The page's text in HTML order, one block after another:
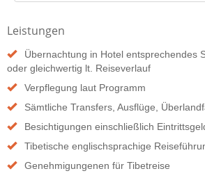
Leistungen
Übernachtung in Hotel entsprechendes
oder gleichwertig lt. Reiseverlauf
Verpflegung laut Programm
Sämtliche Transfers, Ausflüge,
Besichtigungen einschließlich
Tibetische englischsprachige
Genehmigungenen für Tibetreise